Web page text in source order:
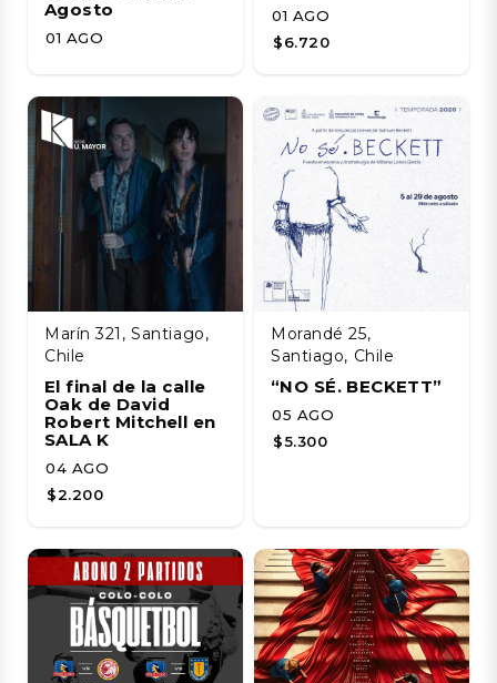
Agosto
01 AGO
01 AGO
$6.720
Marín 321, Santiago,
Chile
El final de la calle
Oak de David
Robert Mitchell en
SALA K
04 AGO
$2.200
Morandé 25,
Santiago, Chile
“NO SÉ. BECKETT”
05 AGO
$5.300